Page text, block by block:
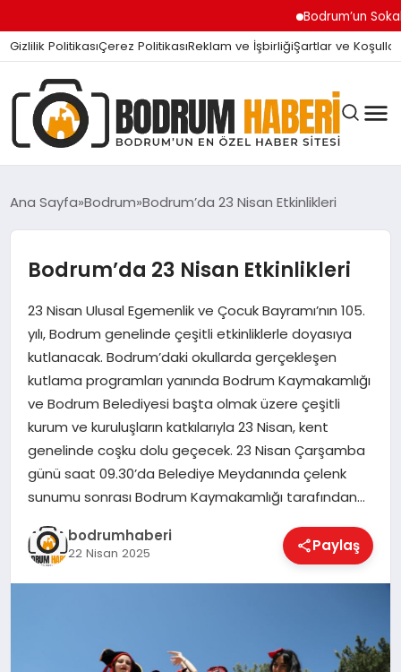
Bodrum’un Sokak
Gizlilik PolitikasıÇerez PolitikasıReklam ve İşbirliğiŞartlar ve Koşullar
SIYASET
MAGAZIN
KÖŞE YAZILARI
SPOR
Ana Sayfa Bodrum Bodrum’da 23 Nisan Etkinlikleri
Bodrum’da 23 Nisan Etkinlikleri
23 Nisan Ulusal Egemenlik ve Çocuk Bayramı’nın 105.
yılı, Bodrum genelinde çeşitli etkinliklerle doyasıya
kutlanacak. Bodrum’daki okullarda gerçekleşen
kutlama programları yanında Bodrum Kaymakamlığı
ve Bodrum Belediyesi başta olmak üzere çeşitli
kurum ve kuruluşların katkılarıyla 23 Nisan, kent
genelinde coşku dolu geçecek. 23 Nisan Çarşamba
günü saat 09.30’da Belediye Meydanında çelenk
sunumu sonrası Bodrum Kaymakamlığı tarafından…
bodrumhaberi
22 Nisan 2025 Paylaş